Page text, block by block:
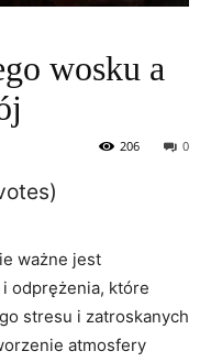
wosku a
0
206
ważne jest
odprężenia, które
stresu ‍i zatroskanych
atmosfery